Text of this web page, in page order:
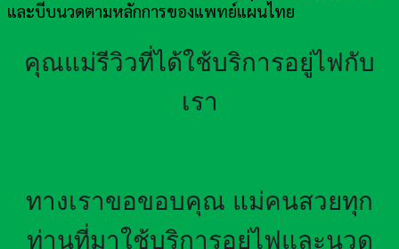
และบีบนวดตามหลักการของแพทย์แผนไทย
คุณแม่รีวิวที่ได้ใช้บริการอยู่ไฟกับ
เรา
ทางเราขอขอบคุณ แม่คนสวยทุก
ท่านที่มาใช้บริการอยู่ไฟและนวด